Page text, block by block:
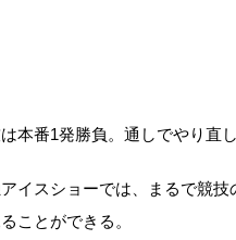
本番1発勝負。通しでやり直
イスショーでは、まるで競
ことができる。